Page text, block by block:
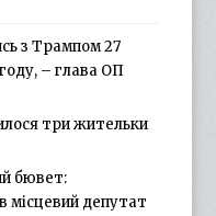
з Трампом 27
– глава ОП
три жительки
бювет:
місцевий депутат